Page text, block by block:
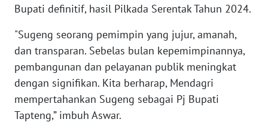
Bupati definitif, hasil Pilkada Serentak Tahun 2024.
"Sugeng seorang pemimpin yang jujur, amanah,
dan transparan. Sebelas bulan kepemimpinannya,
pembangunan dan pelayanan publik meningkat
dengan signifikan. Kita berharap, Mendagri
mempertahankan Sugeng sebagai Pj Bupati
Tapteng,” imbuh Aswar.
WN
WN
KALBAR
WN
KALTENG